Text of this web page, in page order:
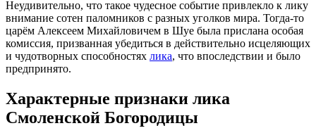
Неудивительно, что такое чудесное событие привлекло к лику
внимание сотен паломников с разных уголков мира. Тогда-то
царём Алексеем Михайловичем в Шуе была прислана особая
комиссия, призванная убедиться в действительно исцеляющих
и чудотворных способностях лика, что впоследствии и было
предпринято.
Характерные признаки лика
Смоленской Богородицы